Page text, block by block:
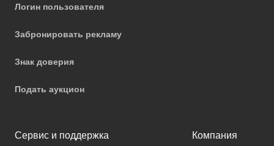
Логин пользователя
Забронировать рекламу
Знак доверия
Подать аукцион
Сервис и поддержка Компания